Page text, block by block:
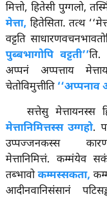
मित्तो, हितेसी पुग्गलो,
मेत्ता, हितेसिता. तत्थ
वट्टति
पुब्बभागोपि वट्टती’’
अप्पनं अप्पत्ताय
चेतोविमुत्तीति‘‘अप्पनाव
सत्तेसु मेत्तायनस्स
मेत्तानिमित्तस्स उग्गहो.
उप्पज्जनकस्स
मेत्तानिमित्तं. कम्मंयेव
तब्भावोकम्मस्सकता,
आदीनवानिसंसानं